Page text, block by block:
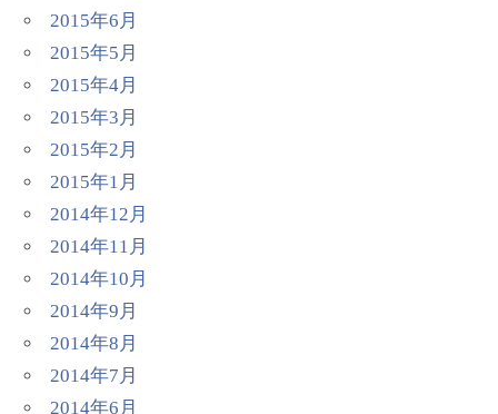
2015年6月
2015年5月
2015年4月
2015年3月
2015年2月
2015年1月
2014年12月
2014年11月
2014年10月
2014年9月
2014年8月
2014年7月
2014年6月